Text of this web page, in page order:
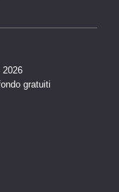
2026
gratuiti